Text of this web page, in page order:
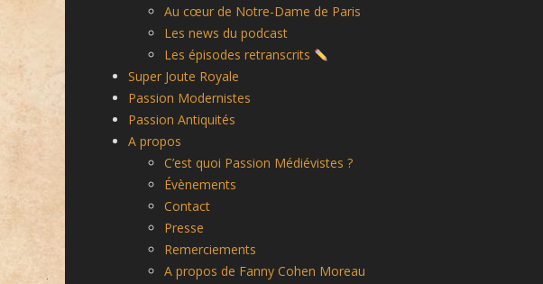
Au cœur de Notre-Dame de Paris
Les news du podcast
Les épisodes retranscrits
Super Joute Royale
Passion Modernistes
Passion Antiquités
A propos
C’est quoi Passion Médiévistes ?
Évènements
Contact
Presse
Remerciements
A propos de Fanny Cohen Moreau